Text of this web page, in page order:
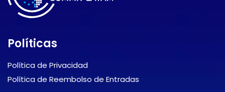
Políticas
Política de Privacidad
Política de Reembolso de Entradas